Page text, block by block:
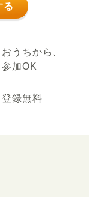
る
おうちから、
参加OK
登録無料